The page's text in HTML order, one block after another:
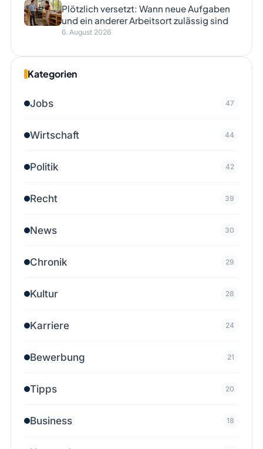
Plötzlich versetzt: Wann neue Aufgaben
und ein anderer Arbeitsort zulässig sind
6. August 2026
Kategorien
Jobs 47
Wirtschaft 44
Politik 42
Recht 39
News 30
Chronik 29
Kultur 28
Karriere 24
Bewerbung 21
Tipps 20
Business 18